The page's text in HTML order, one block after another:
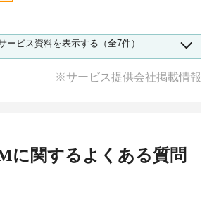
2026/07/15更新
提供企業作成
シンキングリード㈱_07.製造業
加
ービス資料を表示する（全7件）
※サービス提供会社掲載情報
に関するよくある質問